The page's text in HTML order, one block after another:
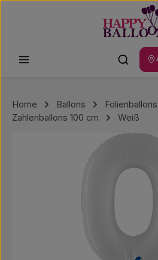
Home Ballons
Folienballons
Zahlenballons 100 cm
Weiß
Bildergalerie überspringen